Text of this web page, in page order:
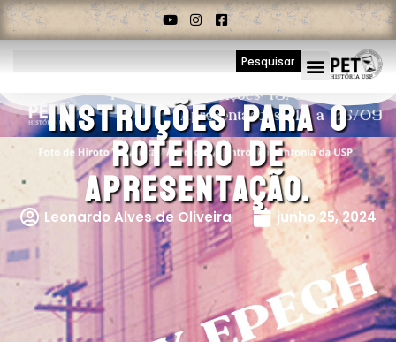
Pesquisar
Instruções Para O
Roteiro De
Apresentação.
Leonardo Alves de Oliveira junho 25, 2024